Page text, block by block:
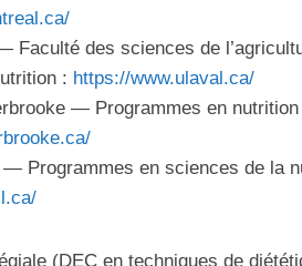
Faculté des sciences de
: https://www.ulaval.ca/
— Programmes en
Programmes en sciences de la
(DEC en techniques de